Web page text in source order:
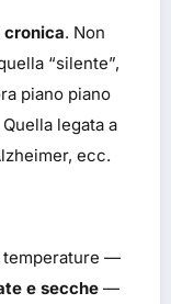
. Non
“silente”,
piano piano
legata a
ecc.
temperature —
e secche —